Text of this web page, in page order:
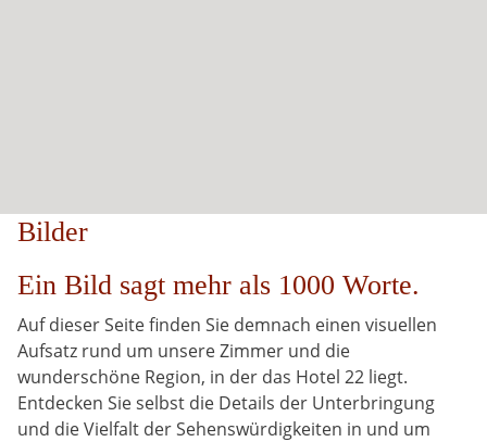
Bilder
Ein Bild sagt mehr als 1000 Worte.
Auf dieser Seite finden Sie demnach einen visuellen
Aufsatz rund um unsere Zimmer und die
wunderschöne Region, in der das Hotel 22 liegt.
Entdecken Sie selbst die Details der Unterbringung
und die Vielfalt der Sehenswürdigkeiten in und um